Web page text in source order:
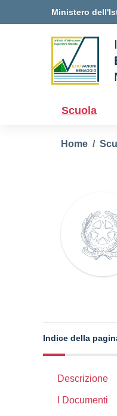
Ministero
della scuola
Scuola
Home
Indice della
Descrizione
I Documenti